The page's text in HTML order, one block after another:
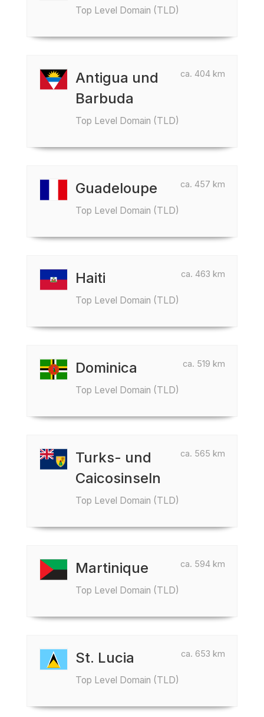
Top Level Domain (TLD)
ca. 404 km
Antigua und
Barbuda
Top Level Domain (TLD)
ca. 457 km
Guadeloupe
Top Level Domain (TLD)
ca. 463 km
Haiti
Top Level Domain (TLD)
ca. 519 km
Dominica
Top Level Domain (TLD)
ca. 565 km
Turks- und
Caicosinseln
Top Level Domain (TLD)
ca. 594 km
Martinique
Top Level Domain (TLD)
ca. 653 km
St. Lucia
Top Level Domain (TLD)